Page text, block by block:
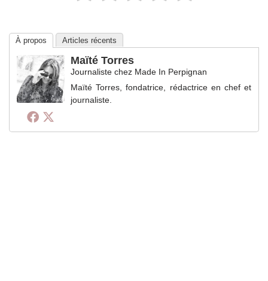
À propos Articles récents
Maïté Torres
Journaliste chez Made In Perpignan
Maïté Torres, fondatrice, rédactrice en chef et
journaliste.